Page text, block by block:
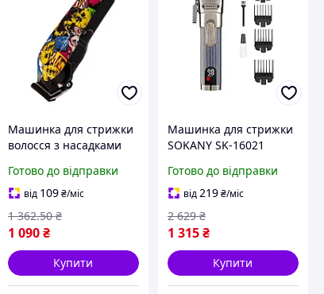
Машинка для стрижки
волосся з насадками
акумуляторна 1500
mAh Графіті
Готово до відправки
від 109 ₴/міс
1 090 ₴
1 362.50 ₴
Купити
Машинка для стрижки
SOKANY SK-16021
зрізу 5 15 мм 4 насадки
2000 мАг Сірий
Готово до відправки
від 219₴/міс
1 315₴
2 629 ₴
Купити